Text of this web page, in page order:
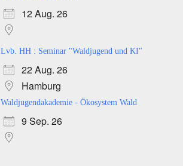
12 Aug. 26
Lvb. HH : Seminar "Waldjugend und KI"
22 Aug. 26
Hamburg
Waldjugendakademie - Ökosystem Wald
9 Sep. 26